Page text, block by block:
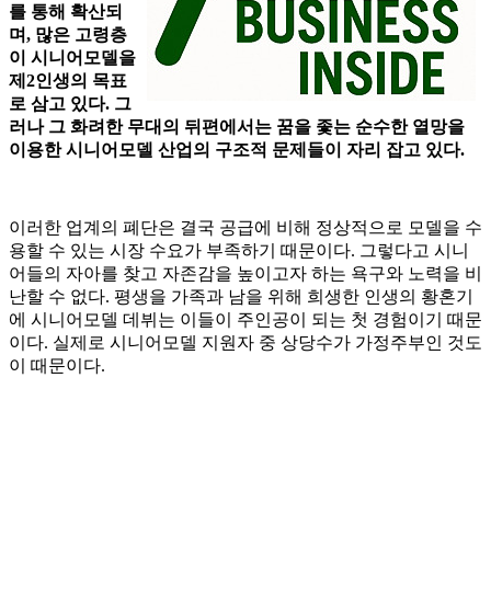
를 통해 확산되
며, 많은 고령층
이 시니어모델을
제2인생의 목표
로 삼고 있다. 그
러나 그 화려한 무대의 뒤편에서는 꿈을 좇는 순수한 열망을
이용한 시니어모델 산업의 구조적 문제들이 자리 잡고 있다.
이러한 업계의 폐단은 결국 공급에 비해 정상적으로 모델을 수
용할 수 있는 시장 수요가 부족하기 때문이다. 그렇다고 시니
어들의 자아를 찾고 자존감을 높이고자 하는 욕구와 노력을 비
난할 수 없다. 평생을 가족과 남을 위해 희생한 인생의 황혼기
에 시니어모델 데뷔는 이들이 주인공이 되는 첫 경험이기 때문
이다. 실제로 시니어모델 지원자 중 상당수가 가정주부인 것도
이 때문이다.